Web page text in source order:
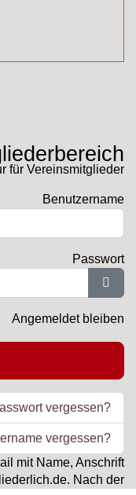
für Vereinsmitglieder
Benutzername
Passwort
Angemeldet bleiben
vergessen?
vergessen?
mit Name, Anschrift
Nach der